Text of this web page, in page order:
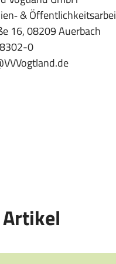
&
16, 08209 Auerbach
0